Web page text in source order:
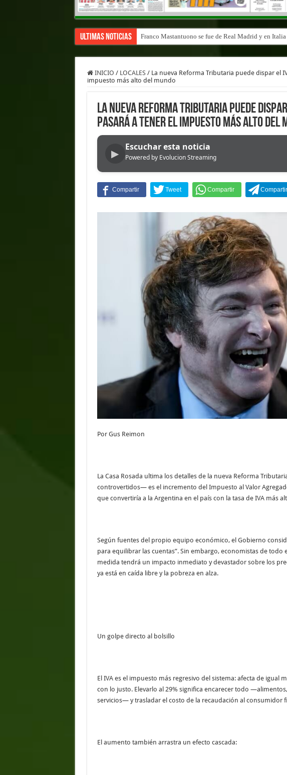
Ultimas Noticias Franco Mastantuono se fue de Real Madrid y en
INICIO / LOCALES / La nueva Reforma Tributaria puede dispar el
impuesto más alto del mundo
La nueva Reforma Tributaria puede
pasará a tener el impuesto más alto del
▶
Escuchar esta noticia
Powered by Evolucion Streaming
Por Gus Reimon
La Casa Rosada ultima los detalles de la nueva Reforma
controvertidos— es el incremento del Impuesto al Valor
que convertiría a la Argentina en el país con la tasa de IVA más
Según fuentes del propio equipo económico, el Gobierno
para equilibrar las cuentas”. Sin embargo, economistas de todo
medida tendrá un impacto inmediato y devastador sobre los
ya está en caída libre y la pobreza en alza.
Un golpe directo al bolsillo
El IVA es el impuesto más regresivo del sistema: afecta de igual
con lo justo. Elevarlo al 29% significa encarecer todo
servicios— y trasladar el costo de la recaudación al consumidor
El aumento también arrastra un efecto cascada: